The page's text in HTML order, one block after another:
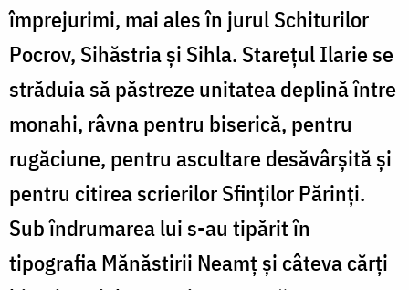
împrejurimi, mai ales în jurul Schiturilor
Pocrov, Sihăstria şi Sihla. Stareţul Ilarie se
străduia să păstreze unitatea deplină între
monahi, râvna pentru biserică, pentru
rugăciune, pentru ascultare desăvârşită şi
pentru citirea scrierilor Sfinţilor Părinţi.
Sub îndrumarea lui s-au tipărit în
tipografia Mănăstirii Neamţ şi câteva cărţi